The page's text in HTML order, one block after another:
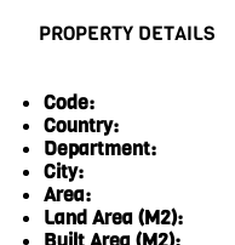
PROPERTY DETAILS
Code:
Country:
Department:
City:
Area:
Land Area (M2):